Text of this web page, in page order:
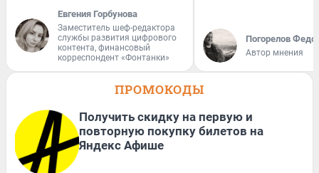
Евгения Горбунова
Заместитель шеф-редактора
службы развития цифрового
контента, финансовый
корреспондент «Фонтанки»
Погорелов
Автор мнения
ПРОМОКОДЫ
Получить скидку на первую и
повторную покупку билетов на
Яндекс Афише